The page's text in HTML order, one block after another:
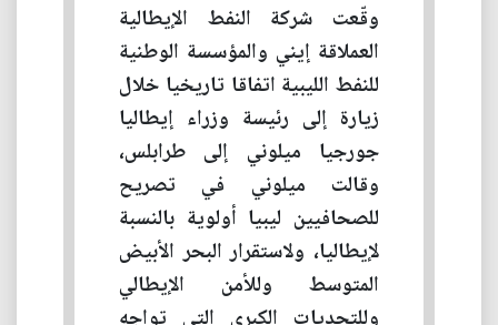
وقّعت شركة النفط الإيطالية
العملاقة إيني والمؤسسة الوطنية
للنفط الليبية اتفاقا تاريخيا خلال
زيارة إلى رئيسة وزراء إيطاليا
جورجيا ميلوني إلى طرابلس،
وقالت ميلوني في تصريح
للصحافيين ليبيا أولوية بالنسبة
لإيطاليا، ولاستقرار البحر الأبيض
المتوسط وللأمن الإيطالي